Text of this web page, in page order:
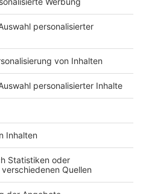
auch die Chance auf ein
Mit der
damit ein Modell, das
Interessen verbindet:
Lebensmittel und
Betriebe.